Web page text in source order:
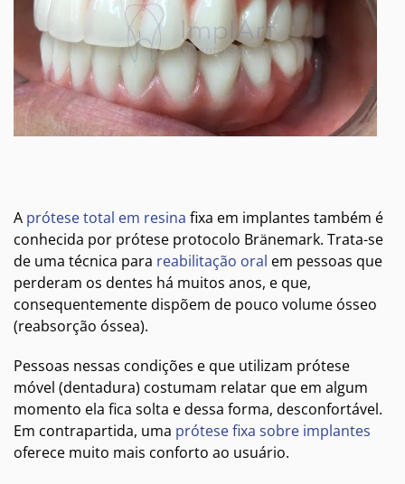
A prótese total em resina fixa em implantes também é
conhecida por prótese protocolo Bränemark. Trata-se
de uma técnica para reabilitação oral em pessoas que
perderam os dentes há muitos anos, e que,
consequentemente dispõem de pouco volume ósseo
(reabsorção óssea).
Pessoas nessas condições e que utilizam prótese
móvel (dentadura) costumam relatar que em algum
momento ela fica solta e dessa forma, desconfortável.
Em contrapartida, uma prótese fixa sobre implantes
oferece muito mais conforto ao usuário.